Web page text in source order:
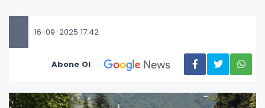
16-09-2025 17:42
Abone Ol